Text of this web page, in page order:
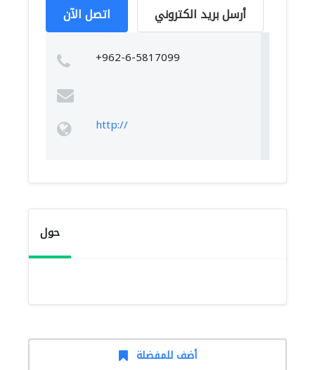
اتصل الآن أرسل بريد الكتروني
+962-6-5817099
http://
حول
أضف للمفضلة